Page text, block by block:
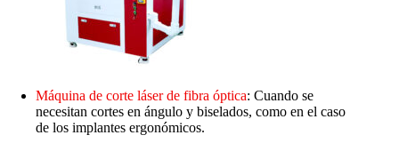
Máquina de corte láser de fibra óptica: Cuando se
necesitan cortes en ángulo y biselados, como en el caso
de los implantes ergonómicos.